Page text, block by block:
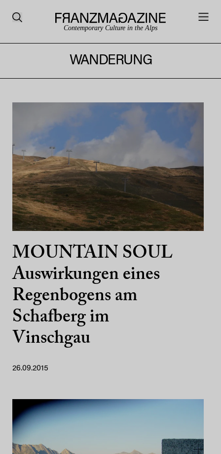
Contemporary Culture in the Alps
WANDERUNG
MOUNTAIN SOUL
Auswirkungen eines
Regenbogens am
Schafberg im
Vinschgau
26.09.2015